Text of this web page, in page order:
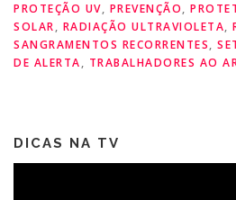
PROTEÇÃO UV, PREVENÇÃO,
SOLAR, RADIAÇÃO ULTRAVIOLETA,
SANGRAMENTOS RECORRENTES,
DE ALERTA, TRABALHADORES AO
DICAS NA TV